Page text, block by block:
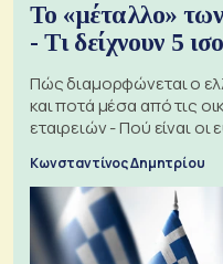
Το «μέταλλο»
- Τι δείχνουν 5
Πώς διαμορφώνεται ο
και ποτά μέσα από τις
εταιρειών - Πού είναι οι
Κωνσταντίνος Δημητρίου